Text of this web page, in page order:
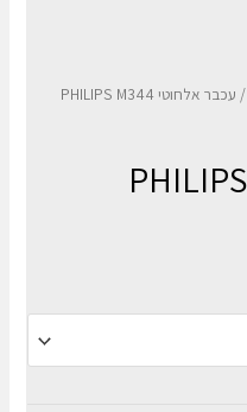
/ עכבר אלחוטי PHILIPS M344